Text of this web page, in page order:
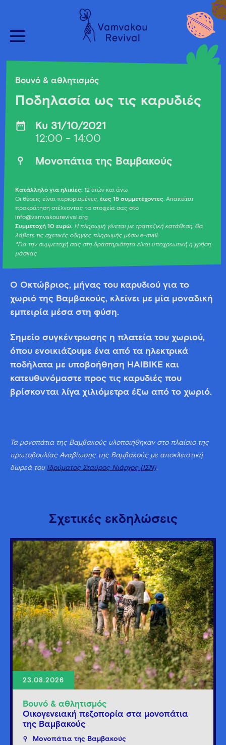
Βουνό & αθλητισμός
Ποδηλασία ως τις καρυδιές
Κυ 31/10/2021
12:00 - 14:00
Μονοπάτια της Βαμβακούς
Κατάλληλο για ηλικίες: 12 ετών και άνω
Οι θέσεις είναι περιορισμένες, έως 15 συμμετέχοντες. Απαιτείται
προκράτηση στέλνοντας τα στοιχεία σας στο
info@vamvakourevival.org
Συμμετοχή 10 ευρώ. Η πληρωμή γίνεται με τραπεζική κατάθεση. Θα
λάβετε τις σχετικές οδηγίες πληρωμής μέσω e-mail.
*Για την συμμετοχή σας στη δραστηριότητα είναι υποχρεωτική η χρήση
μάσκας
Ο Οκτώβριος, μήνας του καρυδιού για το
χωριό της Βαμβακούς, κλείνει με μία μοναδική
εμπειρία μέσα στη φύση.
Σημείο συγκέντρωσης η πλατεία του χωριού,
όπου ενοικιάζουμε ένα από τα ηλεκτρικά
ποδήλατα με υποβοήθηση ΗΑΙΒΙΚΕ και
κατευθυνόμαστε προς τις καρυδιές που
βρίσκονται λίγα χιλιόμετρα έξω από το χωριό.
Τα μονοπάτια της Βαμβακούς υλοποιήθηκαν στο πλαίσιο της
πρωτοβουλίας Αναβίωσης της Βαμβακούς με αποκλειστική
δωρεά του Ιδρύματος Σταύρος Νιάρχος (ΙΣΝ).
Σχετικές εκδηλώσεις
23.08.2026
Βουνό & αθλητισμός
Οικογενειακή πεζοπορία στα μονοπάτια
της Βαμβακούς
Μονοπάτια της Βαμβακούς